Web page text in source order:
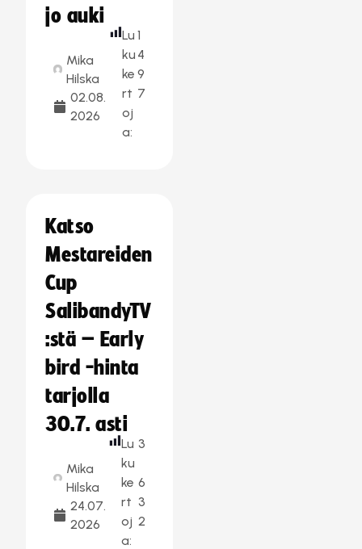
jo auki
Mika
Hilska
02.08.
2026
Lu
ku
ke
rt
oj
a:
1
4
9
7
Katso
Mestareiden
Cup
SalibandyTV
:stä – Early
bird -hinta
tarjolla
30.7. asti
Mika
Hilska
24.07.
2026
Lu
ku
ke
rt
oj
a:
3
6
3
2